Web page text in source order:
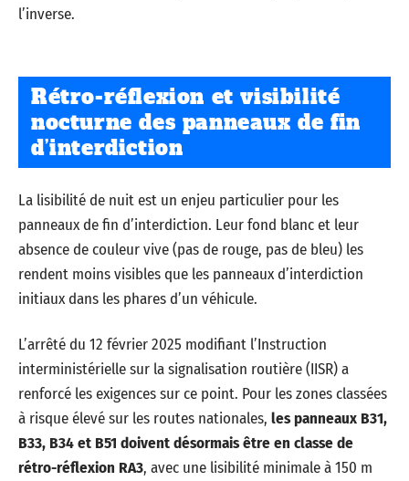
l’inverse.
Rétro-réflexion et visibilité
nocturne des panneaux de fin
d’interdiction
La lisibilité de nuit est un enjeu particulier pour les
panneaux de fin d’interdiction. Leur fond blanc et leur
absence de couleur vive (pas de rouge, pas de bleu) les
rendent moins visibles que les panneaux d’interdiction
initiaux dans les phares d’un véhicule.
L’arrêté du 12 février 2025 modifiant l’Instruction
interministérielle sur la signalisation routière (IISR) a
renforcé les exigences sur ce point. Pour les zones classées
à risque élevé sur les routes nationales, les panneaux B31,
B33, B34 et B51 doivent désormais être en classe de
rétro-réflexion RA3, avec une lisibilité minimale à 150 m